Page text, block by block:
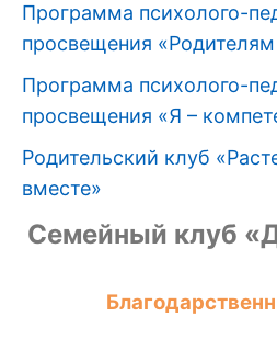
Программа психолого-
просвещения «Родителям
Программа психолого-
просвещения «Я –
Родительский клуб
вместе»
Семейный клуб